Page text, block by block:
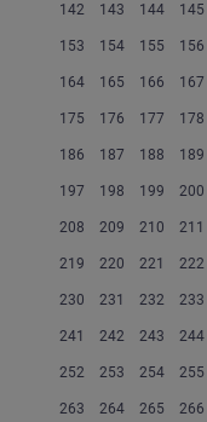
142 143 144 145
153 154 155 156
164 165 166 167
175 176 177 178
186 187 188 189
197 198 199 200
208 209 210 211
219 220 221 222
230 231 232 233
241 242 243 244
252 253 254 255
263 264 265 266